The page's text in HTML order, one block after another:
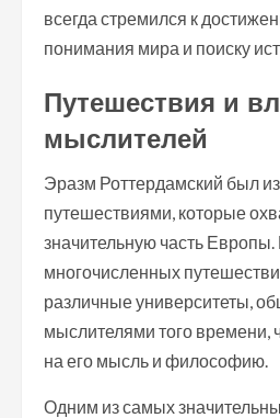
всегда стремился к
понимания мира и поиску
Путешествия и
мыслителей
Эразм Роттердамский был
путешествиями, которые
значительную часть
многочисленных
различные университеты,
мыслителями того времени,
на его мысль и философию.
Одним из самых